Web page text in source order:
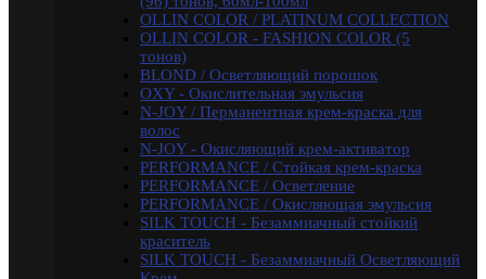
Парфюмерное мыло
Constant Delight
Repair / Для поврежденных волос
Лосьон для удаления красителя
5 Magic Oil / Уход и стайлинг
Fixing
Pre-Styling
Styling
BARBER & MEN'S / Косметика для мужчин
C-Line / Сохранение цвета
Лаки для волос
Oxigent / Оксигенты
Осветляющий порошок
Delight TRIONFO / Окрашивания волос
OLLIN COLOR / PLATINUM COLLECTION
OLLIN COLOR - FASHION COLOR (5
тонов)
BLOND / Осветляющий порошок
OXY - Окислительная эмульсия
N-JOY / Перманентная крем-краска для
волос
N-JOY - Окисляющий крем-активатор
PERFORMANCE / Стойкая крем-краска
PERFORMANCE / Осветление
PERFORMANCE / Окисляющая эмульсия
SILK TOUCH - Безаммиачный стойкий
краситель
SILK TOUCH - Безаммиачный Осветляющий